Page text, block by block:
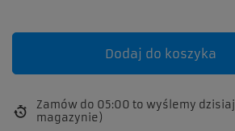
Dodaj do koszyka
Zamów do 05:00 to wyślemy dzisiaj
magazynie)